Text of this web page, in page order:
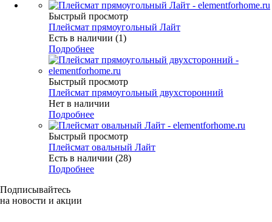
Быстрый просмотр
Плейсмат прямоугольный Лайт
Есть в наличии (1)
Подробнее
Быстрый просмотр
Плейсмат прямоугольный двухсторонний
Нет в наличии
Подробнее
Быстрый просмотр
Плейсмат овальный Лайт
Есть в наличии (28)
Подробнее
Подписывайтесь
на новости и акции